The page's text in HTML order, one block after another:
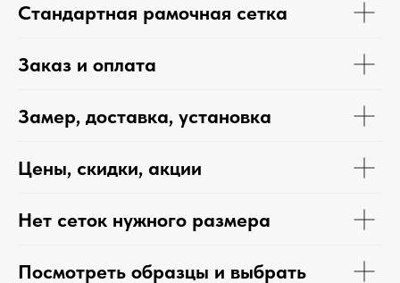
Стандартная рамочная сетка
Заказ и оплата
Замер, доставка, установка
Цены, скидки, акции
Нет сеток нужного размера
Посмотреть образцы и выбрать